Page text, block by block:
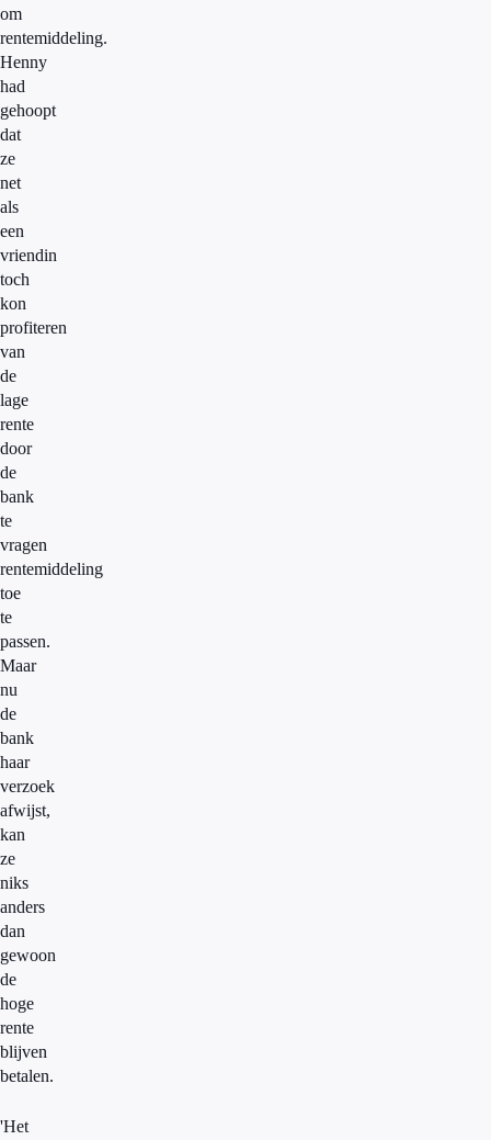
om
rentemiddeling.
Henny
had
gehoopt
dat
ze
net
als
een
vriendin
toch
kon
profiteren
van
de
lage
rente
door
de
bank
te
vragen
rentemiddeling
toe
te
passen.
Maar
nu
de
bank
haar
verzoek
afwijst,
kan
ze
niks
anders
dan
gewoon
de
hoge
rente
blijven
betalen.
'Het